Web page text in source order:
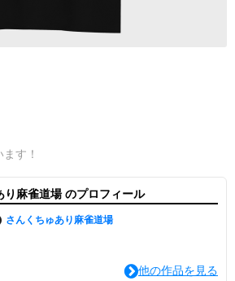
す！
り麻雀道場 のプロフィール
さんくちゅあり麻雀道場
他の作品を見る